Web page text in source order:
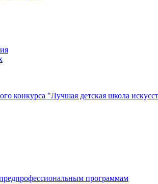
конкурса "Лучшая детская школа
дополнительным предпрофессиональным программам